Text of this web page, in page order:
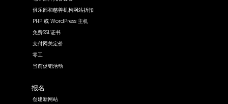
俱乐部和慈善机构网站折扣
PHP 或 WordPress 主机
免费SSL证书
支付网关定价
零工
当前促销活动
报名
创建新网站